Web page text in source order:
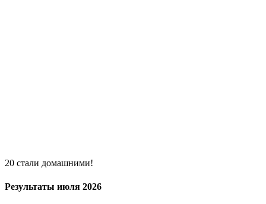
20 стали домашними!
Результаты июля 2026